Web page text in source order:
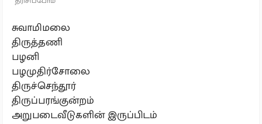
சுவாமிமலை
திருத்தணி
பழனி
பழமுதிர்சோலை
திருச்செந்தூர்
திருப்பரங்குன்றம்
அறுபடைவீடுகளின் இருப்பிடம்